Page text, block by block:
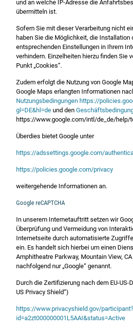
und an welche IP-Adresse die
übermitteln ist.
Sofern Sie mit dieser Verarbeitung nicht
haben Sie die Möglichkeit, die Installation
entsprechenden Einstellungen in Ihrem
verhindern. Einzelheiten hierzu finden Sie
Punkt „Cookies“.
Zudem erfolgt die Nutzung von Google
Google Maps erlangten Informationen
Nutzungsbedingungen https://
gl=DE&hl=de und den
https://www.google.com/intl/de_de/help/
Überdies bietet Google unter
https://adssettings.google.com/
https://policies.google.com/privacy
weitergehende Informationen an.
Google reCAPTCHA
In unserem Internetauftritt setzen wir
Überprüfung und Vermeidung von
Internetseite durch automatisierte
ein. Es handelt sich hierbei um einen
Amphitheatre Parkway, Mountain View, CA
nachfolgend nur „Google“ genannt.
Durch die Zertifizierung nach dem EU-US-
US Privacy Shield“)
https://www.privacyshield.gov/participant?
id=a2zt000000001L5AAI&status=Active